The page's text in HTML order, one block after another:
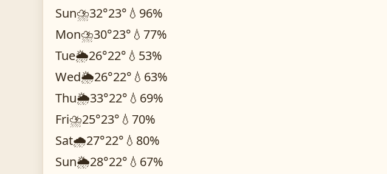
Sun⛈️32°23° 💧96%
Mon⛈️30°23° 💧77%
Tue🌦️26°22° 💧53%
Wed🌦️26°22° 💧63%
Thu🌦️33°22° 💧69%
Fri⛈️25°23° 💧70%
Sat🌧️27°22° 💧80%
Sun🌦️28°22° 💧67%